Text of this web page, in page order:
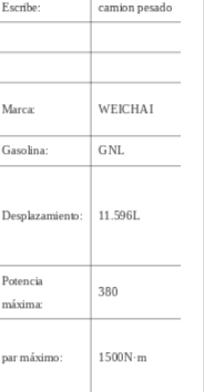
Escribe: camion pesado
Marca: WEICHAI
Gasolina: GNL
Desplazamiento: 11.596L
Potencia
máxima:
380
par máximo: 1500N·m